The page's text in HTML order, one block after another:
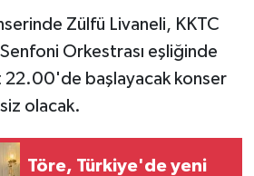
Zülfü Livaneli, KKTC
Senfoni Orkestrası eşliğinde
22.00'de başlayacak konser
olacak.
Töre, Türkiye'de yeni